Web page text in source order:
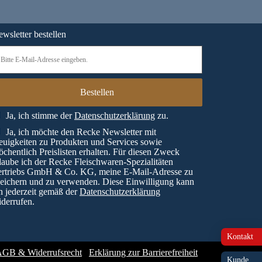
Kontakt
Kunde
bestellen
Ja, ich stimme derDatenschutzerklärung zu.
Ja, ich möchte den Recke Newsletter mit
zu Produkten und Services sowie
Preislisten erhalten. Für diesen Zweck
ich der Recke Fleischwaren-Spezialitäten
GmbH & Co. KG, meine E-Mail-Adresse zu
und zu verwenden. Diese Einwilligung kann
jederzeit gemäß derDatenschutzerklärung
& Widerrufsrecht Erklärung zur Barrierefreiheit